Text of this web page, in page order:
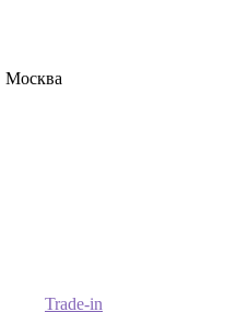
Москва
Trade-in